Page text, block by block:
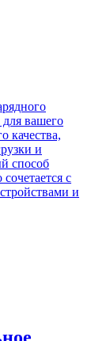
для вашего
качества,
и
способ
с
и